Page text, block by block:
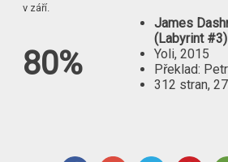
v září.
80%
James
(Labyrint #3)
Yoli, 2015
Překlad:
312 stran,